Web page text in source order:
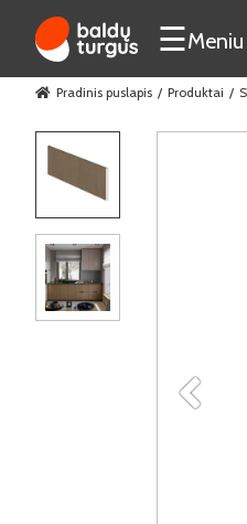
☰Meniu
Pradinis puslapis Produktai